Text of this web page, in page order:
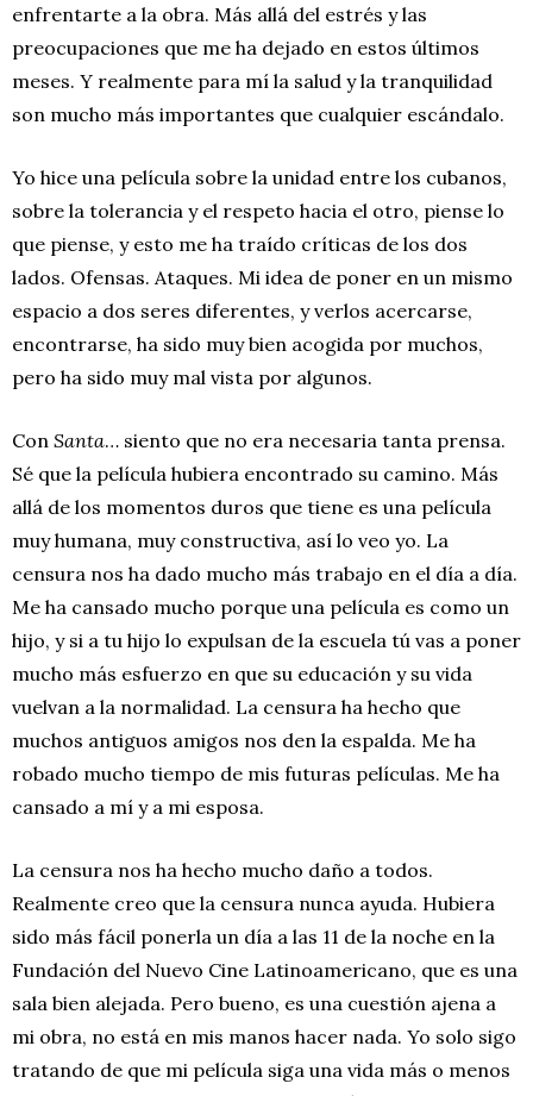
enfrentarte a la obra. Más allá del estrés y las
preocupaciones que me ha dejado en estos últimos
meses. Y realmente para mí la salud y la tranquilidad
son mucho más importantes que cualquier escándalo.
Yo hice una película sobre la unidad entre los cubanos,
sobre la tolerancia y el respeto hacia el otro, piense lo
que piense, y esto me ha traído críticas de los dos
lados. Ofensas. Ataques. Mi idea de poner en un mismo
espacio a dos seres diferentes, y verlos acercarse,
encontrarse, ha sido muy bien acogida por muchos,
pero ha sido muy mal vista por algunos.
Con Santa… siento que no era necesaria tanta prensa.
Sé que la película hubiera encontrado su camino. Más
allá de los momentos duros que tiene es una película
muy humana, muy constructiva, así lo veo yo. La
censura nos ha dado mucho más trabajo en el día a día.
Me ha cansado mucho porque una película es como un
hijo, y si a tu hijo lo expulsan de la escuela tú vas a poner
mucho más esfuerzo en que su educación y su vida
vuelvan a la normalidad. La censura ha hecho que
muchos antiguos amigos nos den la espalda. Me ha
robado mucho tiempo de mis futuras películas. Me ha
cansado a mí y a mi esposa.
La censura nos ha hecho mucho daño a todos.
Realmente creo que la censura nunca ayuda. Hubiera
sido más fácil ponerla un día a las 11 de la noche en la
Fundación del Nuevo Cine Latinoamericano, que es una
sala bien alejada. Pero bueno, es una cuestión ajena a
mi obra, no está en mis manos hacer nada. Yo solo sigo
tratando de que mi película siga una vida más o menos